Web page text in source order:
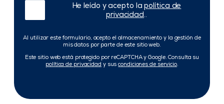
He leído y acepto lapolítica de
privacidad..
Al utilizar este formulario, acepto el almacenamiento y la gestión de
mis datos por parte de este sitio web.
Este sitio web está protegido por reCAPTCHA y Google. Consulta su
política de privacidad y suscondiciones de servicio.